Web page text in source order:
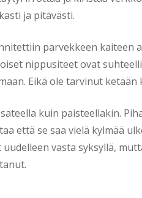
ja pitävästi.
parvekkeen kaiteen
nippusiteet ovat
Eikä ole tarvinut ketään
kuin paisteellakin.
että se saa vielä kylmää
vasta syksyllä,